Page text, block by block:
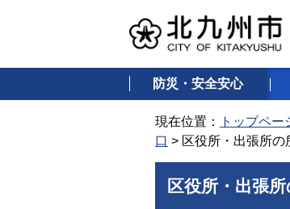
防災・安全安心
現在位置： トップペー
口 > 区役所・出張所の
区役所・出張